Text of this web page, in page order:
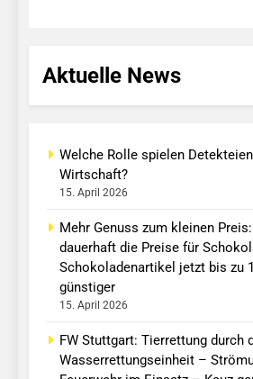
Aktuelle News
Welche Rolle spielen
Wirtschaft?
15. April 2026
Mehr Genuss zum kleinen
dauerhaft die Preise für
Schokoladenartikel jetzt bis zu
günstiger
15. April 2026
FW Stuttgart: Tierrettung durch
Wasserrettungseinheit –